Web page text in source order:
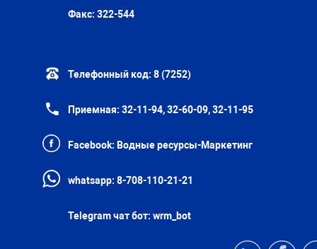
Факс: 322-544
Телефонный код: 8 (7252)
Приемная: 32-11-94, 32-60-09, 32-11-95
Facebook: Водные ресурсы-Маркетинг
whatsapp: 8-708-110-21-21
Telegram чат бот: wrm_bot